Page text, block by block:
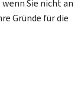
Sie nicht an
Gründe für die